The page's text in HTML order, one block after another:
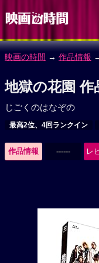
映画の時間 → 作品情報
地獄の花園 作
じごくのはなぞの
最高2位、4回ランクイン
作品情報 ------ レ